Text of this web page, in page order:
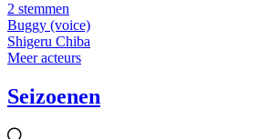
2 stemmen
Buggy (voice)
Shigeru Chiba
Meer acteurs
Seizoenen